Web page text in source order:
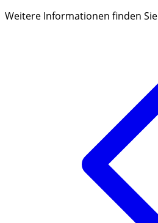
Weitere Informationen finden Sie